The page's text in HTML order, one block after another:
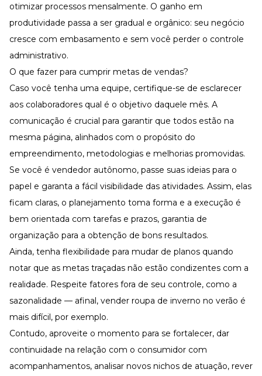
otimizar processos mensalmente. O ganho em
produtividade passa a ser gradual e orgânico: seu negócio
cresce com embasamento e sem você perder o controle
administrativo.
O que fazer para cumprir metas de vendas?
Caso você tenha uma equipe, certifique-se de esclarecer
aos colaboradores qual é o objetivo daquele mês. A
comunicação é crucial para garantir que todos estão na
mesma página, alinhados com o propósito do
empreendimento, metodologias e melhorias promovidas.
Se você é vendedor autônomo, passe suas ideias para o
papel e garanta a fácil visibilidade das atividades. Assim, elas
ficam claras, o planejamento toma forma e a execução é
bem orientada com tarefas e prazos, garantia de
organização para a obtenção de bons resultados.
Ainda, tenha flexibilidade para mudar de planos quando
notar que as metas traçadas não estão condizentes com a
realidade. Respeite fatores fora de seu controle, como a
sazonalidade — afinal, vender roupa de inverno no verão é
mais difícil, por exemplo.
Contudo, aproveite o momento para se fortalecer, dar
continuidade na relação com o consumidor com
acompanhamentos, analisar novos nichos de atuação, rever